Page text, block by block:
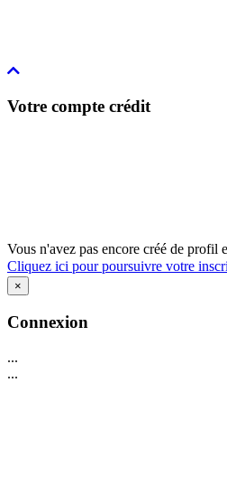
Votre compte crédit
Vous n'avez pas encore créé de profil
Cliquez ici pour poursuivre votre
×
Connexion
...
...